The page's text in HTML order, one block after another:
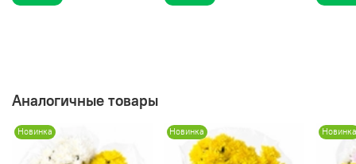
Аналогичные товары
Новинка Новинка Новинка